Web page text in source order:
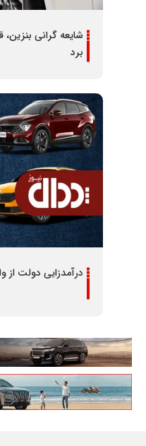
شایعه گرانی
برد
درآمدزایی دولت از